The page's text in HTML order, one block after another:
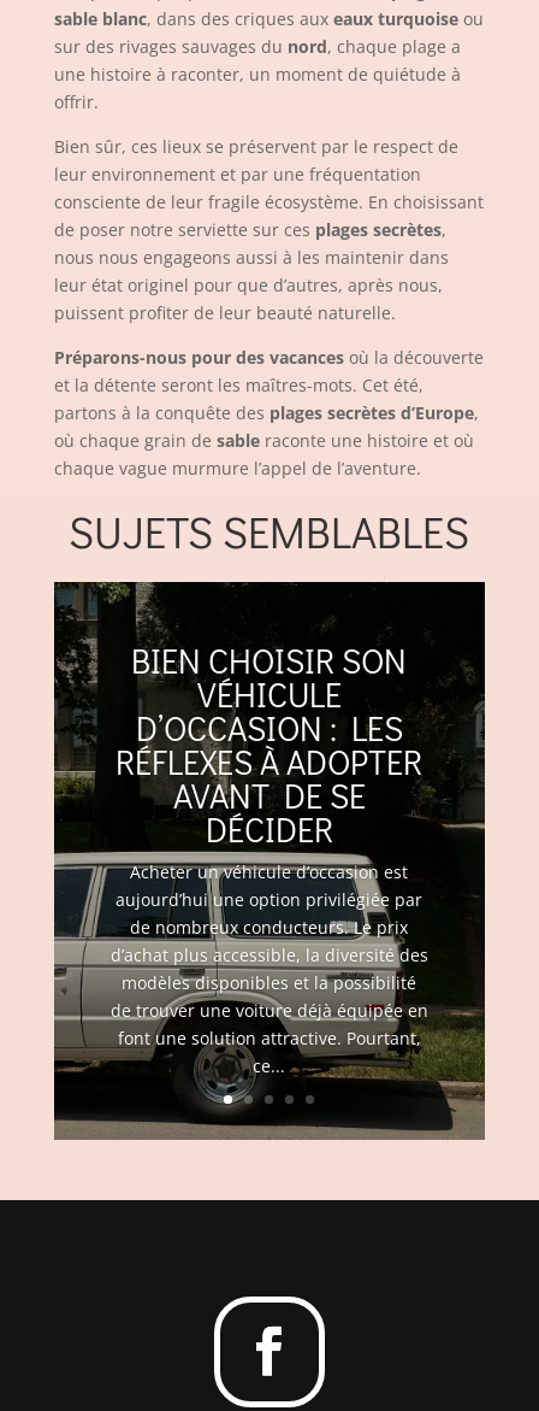
sable blanc, dans des criques aux eaux turquoiseou
sur des rivages sauvages du nord, chaque plage a
une histoire à raconter, un moment de quiétude à
offrir.
Bien sûr, ces lieux se préservent par le respect de
leur environnement et par une fréquentation
consciente de leur fragile écosystème. En choisissant
de poser notre serviette sur ces plages secrètes,
nous nous engageons aussi à les maintenir dans
leur état originel pour que d’autres, après nous,
puissent profiter de leur beauté naturelle.
Préparons-nous pour des vacancesoù la découverte
et la détente seront les maîtres-mots. Cet été,
partons à la conquête des plages secrètes d’Europe,
où chaque grain de sableraconte une histoire et où
chaque vague murmure l’appel de l’aventure.
SUJETS SEMBLABLES
BIEN CHOISIR SON
VÉHICULE
D’OCCASION : LES
RÉFLEXES À ADOPTER
AVANT DE SE
DÉCIDER
Acheter un véhicule d’occasion est
aujourd’hui une option privilégiée par
de nombreux conducteurs. Le prix
d’achat plus accessible, la diversité des
modèles disponibles et la possibilité
de trouver une voiture déjà équipée en
font une solution attractive. Pourtant,
ce...